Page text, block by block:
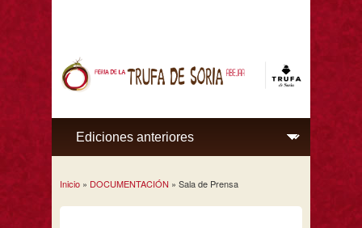
Se encuentra usted aquí
Inicio» DOCUMENTACIÓN » Sala de Prensa